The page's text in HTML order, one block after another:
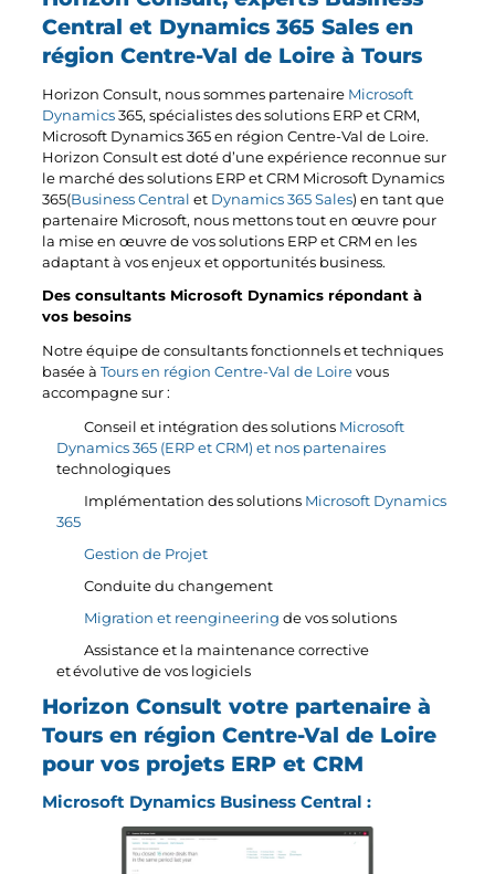
Central et Dynamics 365 Sales en
région Centre-Val de Loire à Tours
Horizon Consult, nous sommes partenaire Microsoft
Dynamics 365, spécialistes des solutions ERP et CRM,
Microsoft Dynamics 365 en région Centre-Val de Loire.
Horizon Consult est doté d’une expérience reconnue sur
le marché des solutions ERP et CRM Microsoft Dynamics
365(Business Central et Dynamics 365 Sales) en tant que
partenaire Microsoft, nous mettons tout en œuvre pour
la mise en œuvre de vos solutions ERP et CRM en les
adaptant à vos enjeux et opportunités business.
Des consultants Microsoft Dynamics répondant à
vos besoins
Notre équipe de consultants fonctionnels et techniques
basée àTours en région Centre-Val de Loire vous
accompagne sur :
Conseil et intégration des solutions Microsoft
Dynamics 365 (ERP et CRM) et nos partenaires
technologiques
Implémentation des solutions Microsoft Dynamics
365
Gestion de Projet
Conduite du changement
Migration et reengineering de vos solutions
Assistance et la maintenance corrective
et évolutive de vos logiciels
Horizon Consult votre partenaire à
Tours en région Centre-Val de Loire
pour vos projets ERP et CRM
Microsoft Dynamics Business Central :